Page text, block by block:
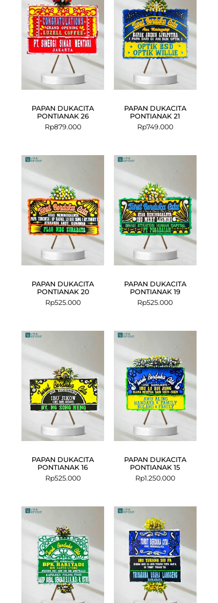
PAPAN DUKACITA
PONTIANAK 26
Rp879.000
PAPAN DUKACITA
PONTIANAK 21
Rp749.000
PAPAN DUKACITA
PONTIANAK 20
Rp525.000
PAPAN DUKACITA
PONTIANAK 19
Rp525.000
PAPAN DUKACITA
PONTIANAK 16
Rp525.000
PAPAN DUKACITA
PONTIANAK 15
Rp1.250.000